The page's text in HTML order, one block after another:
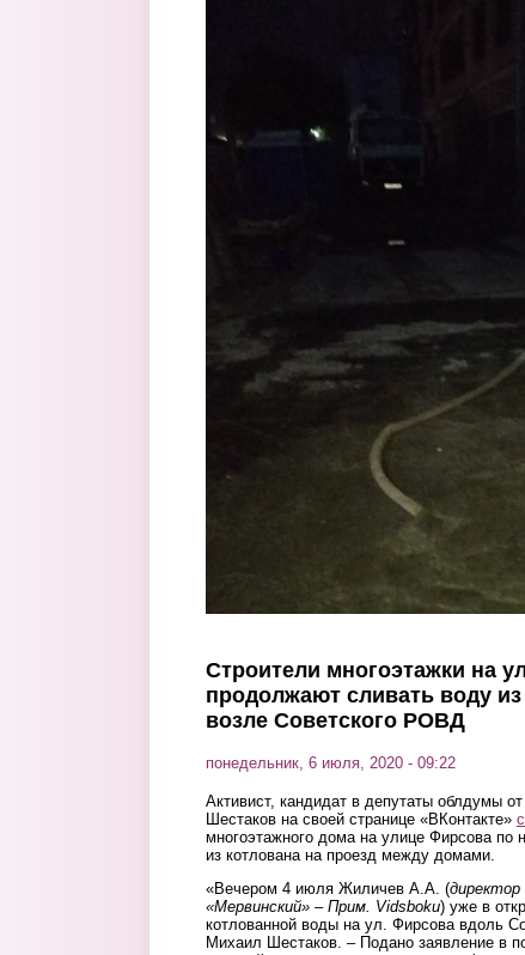
Строители многоэтажки на
продолжают сливать воду
возле Советского РОВД
понедельник, 6 июля, 2020 - 09:22
Активист, кандидат в депутаты облдумы
Шестаков на своей странице «ВКонтакте»
многоэтажного дома на улице Фирсова по
из котлована на проезд между домами.
«Вечером 4 июля Жиличев А.А. (
«Мервинский» – Прим. Vidsboku) уже в
котлованной воды на ул. Фирсова вдоль
Михаил Шестаков. – Подано заявление в